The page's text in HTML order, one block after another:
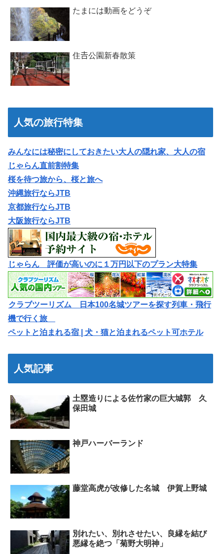
たまには動画をどうぞ
住𠮷公園新春散策
人気の旅行特集
みんなには秘密にしておきたい大人の隠れ家、大人の宿
じゃらん直前割特集
桜を待つ旅から、桜と旅へ
沖縄旅行ならJTB
京都旅行ならJTB
大阪旅行ならJTB
じゃらん 評価が高いのに１万円以下のプラン大特集
クラブツーリズム 日本100名城ツアーを探す列車・飛行
機で行く旅
ペットと泊まれる宿 | 犬・猫と泊まれるペット可ホテル
人気記事
土塁造りによる佐竹家の巨大城郭 久
保田城
神戸ハーバーランド
藤堂高虎が改修した名城 伊賀上野城
別れたい、別れさせたい、良縁を結び
悪縁を絶つ「菊野大明神」